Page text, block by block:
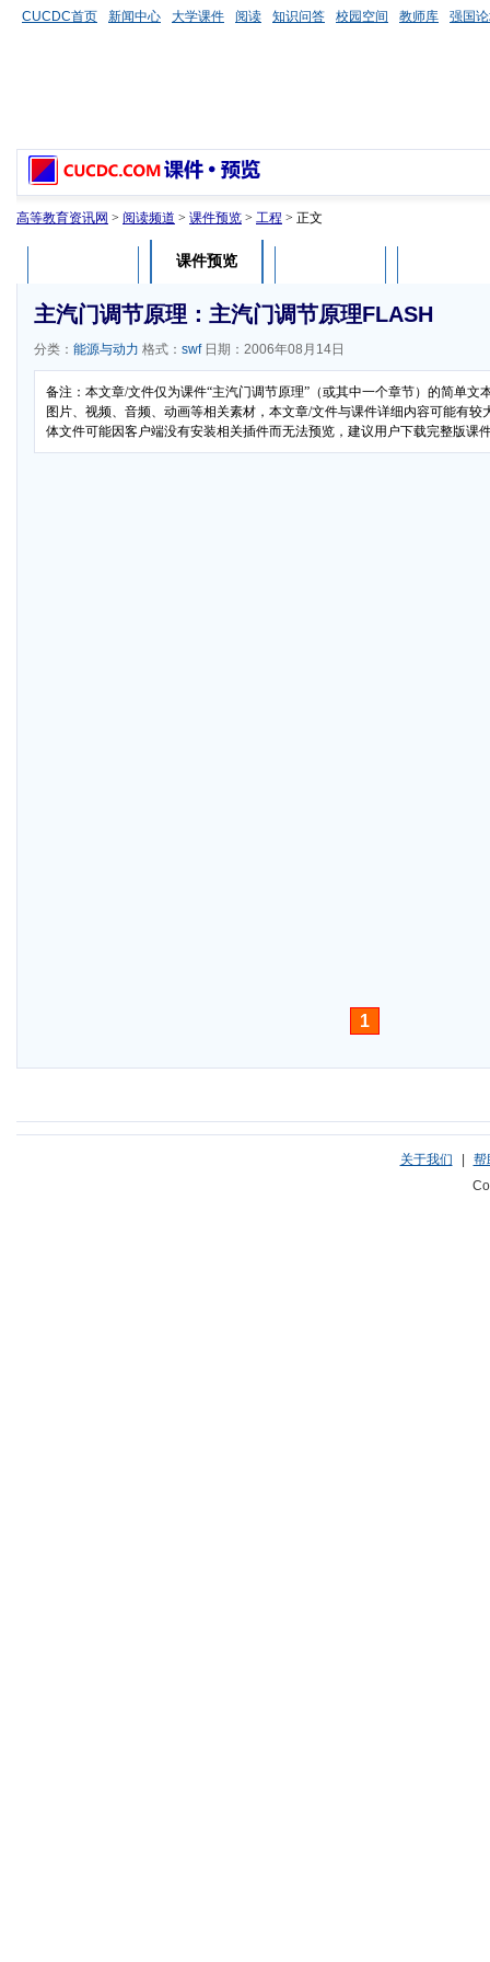
CUCDC首页 新闻中心 大学课件 阅读 知识问答 校园空间 教师库 强国
高等教育资讯网 > 阅读频道 > 课件预览 > 工程 > 正文
课件预览
主汽门调节原理：主汽门调节原理FLASH
分类： 能源与动力 格式： swf日期：2006年08月14日
备注：本文章/文件仅为课件“主汽门调节原理”（或其中一个章节）的简单文
图片、视频、音频、动画等相关素材，本文章/文件与课件详细内容可能有较
体文件可能因客户端没有安装相关插件而无法预览，建议用户下载完整版课
1
关于我们 |
帮